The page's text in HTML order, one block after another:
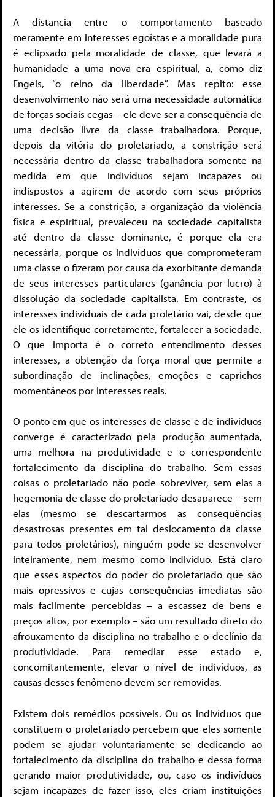
A distancia entre o comportamento baseado
meramente em interesses egoístas e a moralidade pura
é eclipsado pela moralidade de classe, que levará a
humanidade a uma nova era espiritual, a, como diz
Engels, “o reino da liberdade”. Mas repito: esse
desenvolvimento não será uma necessidade automática
de forças sociais cegas – ele deve ser a consequência de
uma decisão livre da classe trabalhadora. Porque,
depois da vitória do proletariado, a constrição será
necessária dentro da classe trabalhadora somente na
medida em que indivíduos sejam incapazes ou
indispostos a agirem de acordo com seus próprios
interesses. Se a constrição, a organização da violência
física e espiritual, prevaleceu na sociedade capitalista
até dentro da classe dominante, é porque ela era
necessária, porque os indivíduos que comprometeram
uma classe o fizeram por causa da exorbitante demanda
de seus interesses particulares (ganância por lucro) à
dissolução da sociedade capitalista. Em contraste, os
interesses individuais de cada proletário vai, desde que
ele os identifique corretamente, fortalecer a sociedade.
O que importa é o correto entendimento desses
interesses, a obtenção da força moral que permite a
subordinação de inclinações, emoções e caprichos
momentâneos por interesses reais.
O ponto em que os interesses de classe e de indivíduos
converge é caracterizado pela produção aumentada,
uma melhora na produtividade e o correspondente
fortalecimento da disciplina do trabalho. Sem essas
coisas o proletariado não pode sobreviver, sem elas a
hegemonia de classe do proletariado desaparece – sem
elas (mesmo se descartarmos as consequências
desastrosas presentes em tal deslocamento da classe
para todos proletários), ninguém pode se desenvolver
inteiramente, nem mesmo como indivíduo. Está claro
que esses aspectos do poder do proletariado que são
mais opressivos e cujas consequências imediatas são
mais facilmente percebidas – a escassez de bens e
preços altos, por exemplo – são um resultado direto do
afrouxamento da disciplina no trabalho e o declínio da
produtividade. Para remediar esse estado e,
concomitantemente, elevar o nível de indivíduos, as
causas desses fenômeno devem ser removidas.
Existem dois remédios possíveis. Ou os indivíduos que
constituem o proletariado percebem que eles somente
podem se ajudar voluntariamente se dedicando ao
fortalecimento da disciplina do trabalho e dessa forma
gerando maior produtividade, ou, caso os indivíduos
sejam incapazes de fazer isso, eles criam instituições